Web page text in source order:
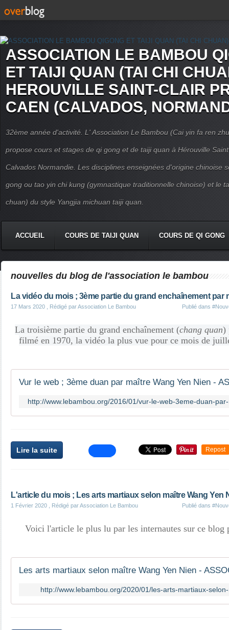
ASSOCIATION LE BAMBOU
ET TAIJI QUAN (TAI CHI
HEROUVILLE SAINT-CLAIR
CAEN (CALVADOS,
32ème année d'activité. L' Association Le Bambou (Cai yin fa ren
propose cours et stages de qi gong et de taiji quan à Hérouville
Calvados Normandie. Les disciplines enseignées d'origine chinoise
gong ou tao yin chi kung (gymnastique traditionnelle chinoise) et le
chuan) du style Yangjia michuan taiji quan.
ACCUEIL COURS DE TAIJI QUAN COURS DE QI GONG
nouvelles du blog de l'association le bambou
La vidéo du mois ; 3ème partie du grand enchaînement par
17 Mars 2020 , Rédigé par Association Le Bambou Publié dans
La troisième partie du grand enchaînement (chang quan)
filmé en 1970, la vidéo la plus vue pour ce mois de
http://www.lebambou.org/2016/01/vur-le-web-3eme-duan-
Lire la suite Repost
L'article du mois ; Les arts martiaux selon maître Wang Yen
1 Février 2020 , Rédigé par Association Le Bambou Publié dans
Voici l'article le plus lu par les internautes sur ce blog
Les arts martiaux selon maître Wang Yen Nien -
http://www.lebambou.org/2020/01/les-arts-martiaux-